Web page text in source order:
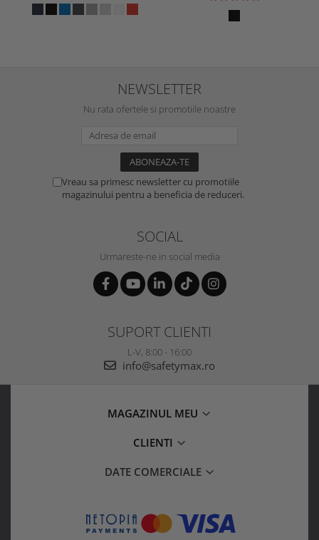
NEWSLETTER
Nu rata ofertele si promotiile noastre
Vreau sa primesc newsletter cu promotiile
magazinului pentru a beneficia de reduceri.
SOCIAL
Urmareste-ne in social media
SUPORT CLIENTI
L-V, 8:00 - 16:00
info@safetymax.ro
MAGAZINUL MEU
CLIENTI
DATE COMERCIALE